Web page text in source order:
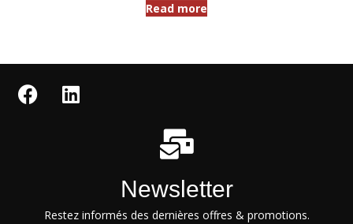
Read more
Newsletter
Restez informés des dernières offres & promotions.